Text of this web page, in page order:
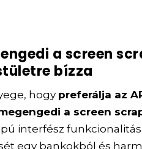
a screen
bízza
hogy preferálja az
a screen
interfész
egy bankokból és